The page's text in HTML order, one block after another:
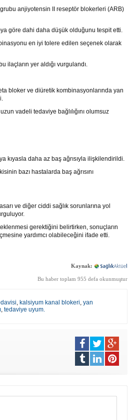
anjiyotensin II reseptör blokerleri (ARB)
göre dahi daha düşük olduğunu tespit etti.
en iyi tolere edilen seçenek olarak
yer aldığı vurgulandı.
bloker ve diüretik kombinasyonlarında yan
vadeli tedaviye bağlılığını olumsuz
kıyasla daha az baş ağrısıyla ilişkilendirildi.
bazı hastalarda baş ağrısını
ve diğer ciddi sağlık sorunlarına yol
gerektiğini belirtirken, sonuçların
yardımcı olabileceğini ifade etti.
Kaynak:
Bu haber toplam 955 defa okunmuştur
, kalsiyum kanal blokeri, yan
, tedaviye uyum.